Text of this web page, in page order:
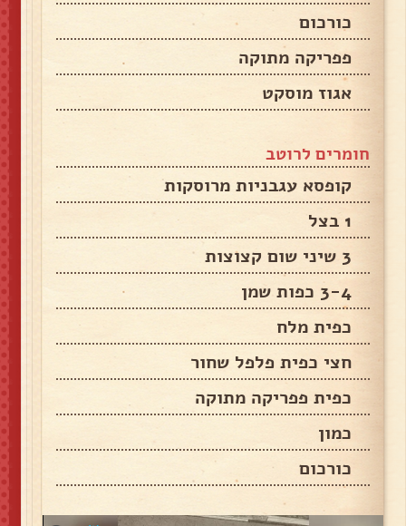
כורכום
פפריקה מתוקה
אגוז מוסקט
חומרים לרוטב
קופסא עגבניות מרוסקות
1 בצל
3 שיני שום קצוצות
3-4 כפות שמן
כפית מלח
חצי כפית פלפל שחור
כפית פפריקה מתוקה
כמון
כורכום